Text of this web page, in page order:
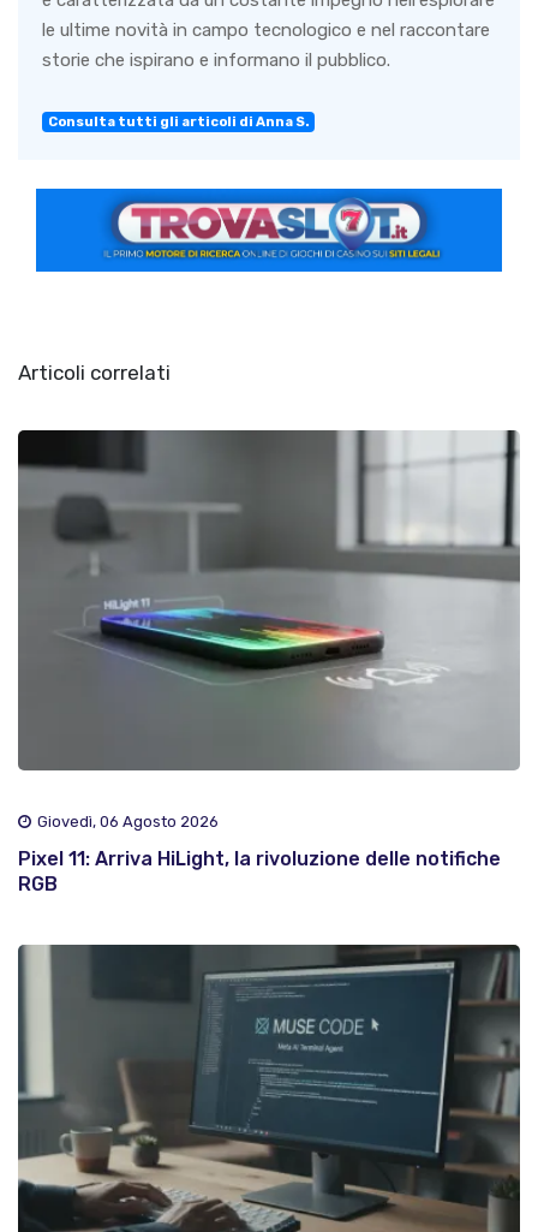
le ultime novità in campo tecnologico e nel raccontare
storie che ispirano e informano il pubblico.
Consulta tutti gli articoli di Anna S.
Articoli correlati
Giovedì, 06 Agosto 2026
Pixel 11: Arriva HiLight, la rivoluzione delle notifiche
RGB